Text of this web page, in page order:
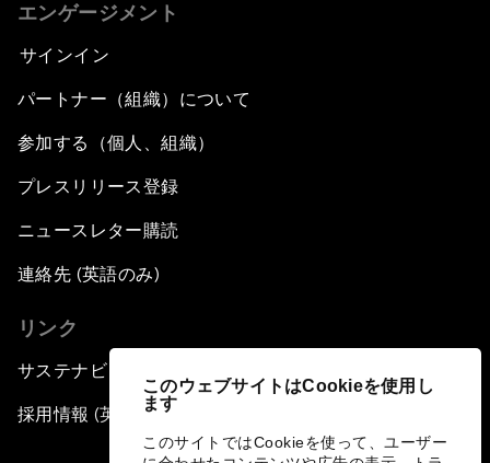
このウェブサイトはCookieを使用し
ます
このサイトではCookieを使って、ユーザー
エンゲージメント
サインイン
パートナー（組織）について
参加する（個人、組織）
プレスリリース登録
ニュースレター購読
連絡先 (英語のみ)
リンク
サステナビリティへの取り組み
採用情報 (英語のみ)